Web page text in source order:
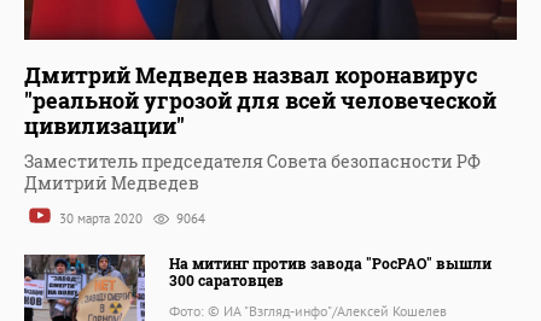
Дмитрий Медведев назвал коронавирус
"реальной угрозой для всей человеческой
цивилизации"
Заместитель председателя Совета безопасности РФ
Дмитрий Медведев
30 марта 2020 9064
На митинг против завода "РосРАО" вышли
300 саратовцев
Фото: © ИА "Взгляд-инфо"/Алексей Кошелев